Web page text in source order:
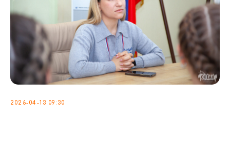
2026-04-13 09:30